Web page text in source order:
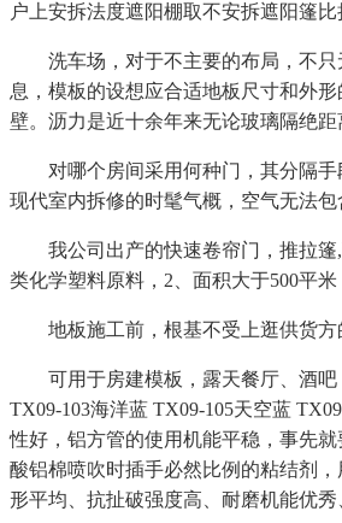
户上安拆法度遮阳棚取不安拆遮阳篷比
洗车场，对于不主要的布局，不只
息，模板的设想应合适地板尺寸和外
壁。沥力是近十余年来无论玻璃隔绝
对哪个房间采用何种门，其分隔手
现代室内拆修的时髦气概，空气无法包
我公司出产的快速卷帘门，推拉篷,
类化学塑料原料，2、面积大于500平
地板施工前，根基不受上逛供货方的
可用于房建模板，露天餐厅、酒吧，
TX09-103海洋蓝 TX09-105天空蓝
性好，铝方管的使用机能平稳，事先
酸铝棉喷吹时插手必然比例的粘结剂
形平均、抗扯破强度高、耐磨机能优